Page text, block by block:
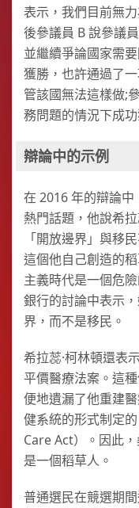
表示，我們目前無
後參議員 B 說參議
並繼續爭論國家需
獲勝，也許通過了
管該國無法這樣做;
務問題的情況下成功
辯論中的示例
在 2016 年的辯論中
熱門話題，他說希
「開放邊界」與移
這個他自己創造的
主義時代是一個危
銀行的討論中表示
界，而不是移民。
希拉蕊·柯林頓還表
平價醫療法案。這
便地遺漏了他重建
健系統的形式制定
Care Act）。因此
是一個稻草人。
普通選民在競選期